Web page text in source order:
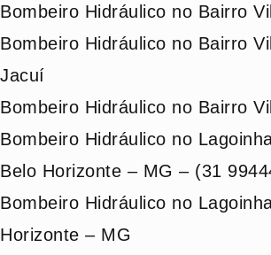
Bombeiro Hidráulico no Bairro
Bombeiro Hidráulico no Bairro
Jacuí
Bombeiro Hidráulico no Bairro
Bombeiro Hidráulico no
Belo Horizonte – MG – (31
Bombeiro Hidráulico no
Horizonte – MG